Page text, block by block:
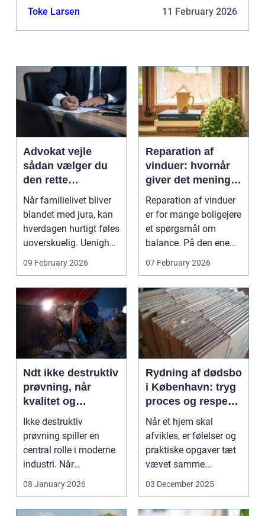
hurtigudbetaling.dk, ...
Toke Larsen 11 February 2026
Advokat vejle
sådan vælger du
den rette
familieretsadvokat
Når familielivet bliver
blandet med jura, kan
hverdagen hurtigt føles
uoverskuelig. Uenighed
om børn...
09 February 2026
Reparation af
vinduer: hvornår
giver det mening,
og hvad skal du
vælge?
Reparation af vinduer
er for mange boligejere
et spørgsmål om
balance. På den ene...
07 February 2026
Ndt ikke destruktiv
prøvning, når
kvalitet og
sikkerhed er
afgørende
Ikke destruktiv
prøvning spiller en
central rolle i moderne
industri. Når
trykbærende u...
08 January 2026
Rydning af dødsbo
i København: tryg
proces og respekt
for boet
Når et hjem skal
afvikles, er følelser og
praktiske opgaver tæt
vævet samme...
03 December 2025